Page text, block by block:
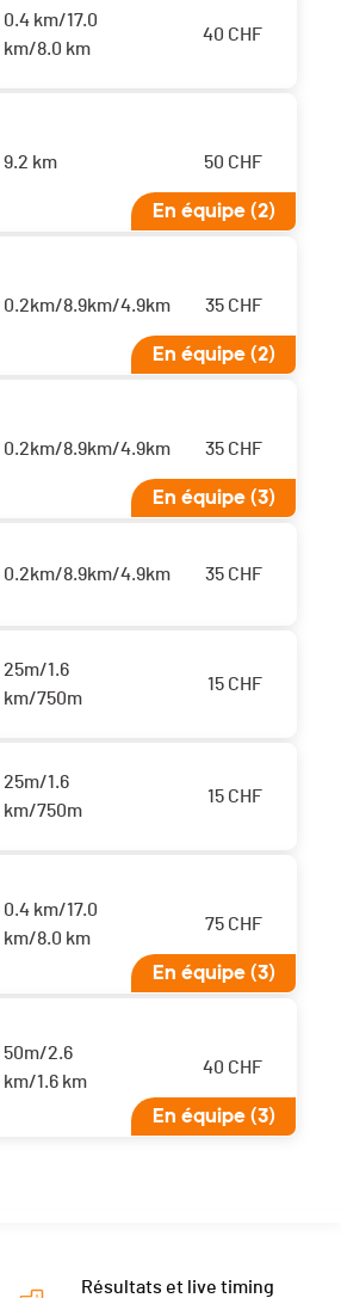
0.4 km/17.0
km/8.0 km
40 CHF
9.2 km 50 CHF
En équipe (2)
0.2km/8.9km/4.9km 35 CHF
En équipe (2)
0.2km/8.9km/4.9km 35 CHF
En équipe (3)
0.2km/8.9km/4.9km 35 CHF
25m/1.6
km/750m
15 CHF
25m/1.6
km/750m
15 CHF
0.4 km/17.0
km/8.0 km
75 CHF
En équipe (3)
50m/2.6
km/1.6 km
40 CHF
En équipe (3)
Résultats et live timing